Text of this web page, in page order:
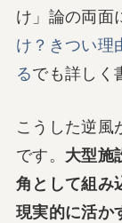
け」論の両面
け？きつい理
るでも詳しく
こうした逆風
です。 大型施
角として組
現実的に活か